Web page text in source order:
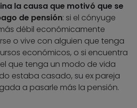
la causa que motivó que se
de pensión: si el cónyuge
débil económicamente
o vive con alguien que tenga
económicos, o si encuentra
que tenga un modo de vida
estaba casado, su ex pareja
a pasarle más la pensión.